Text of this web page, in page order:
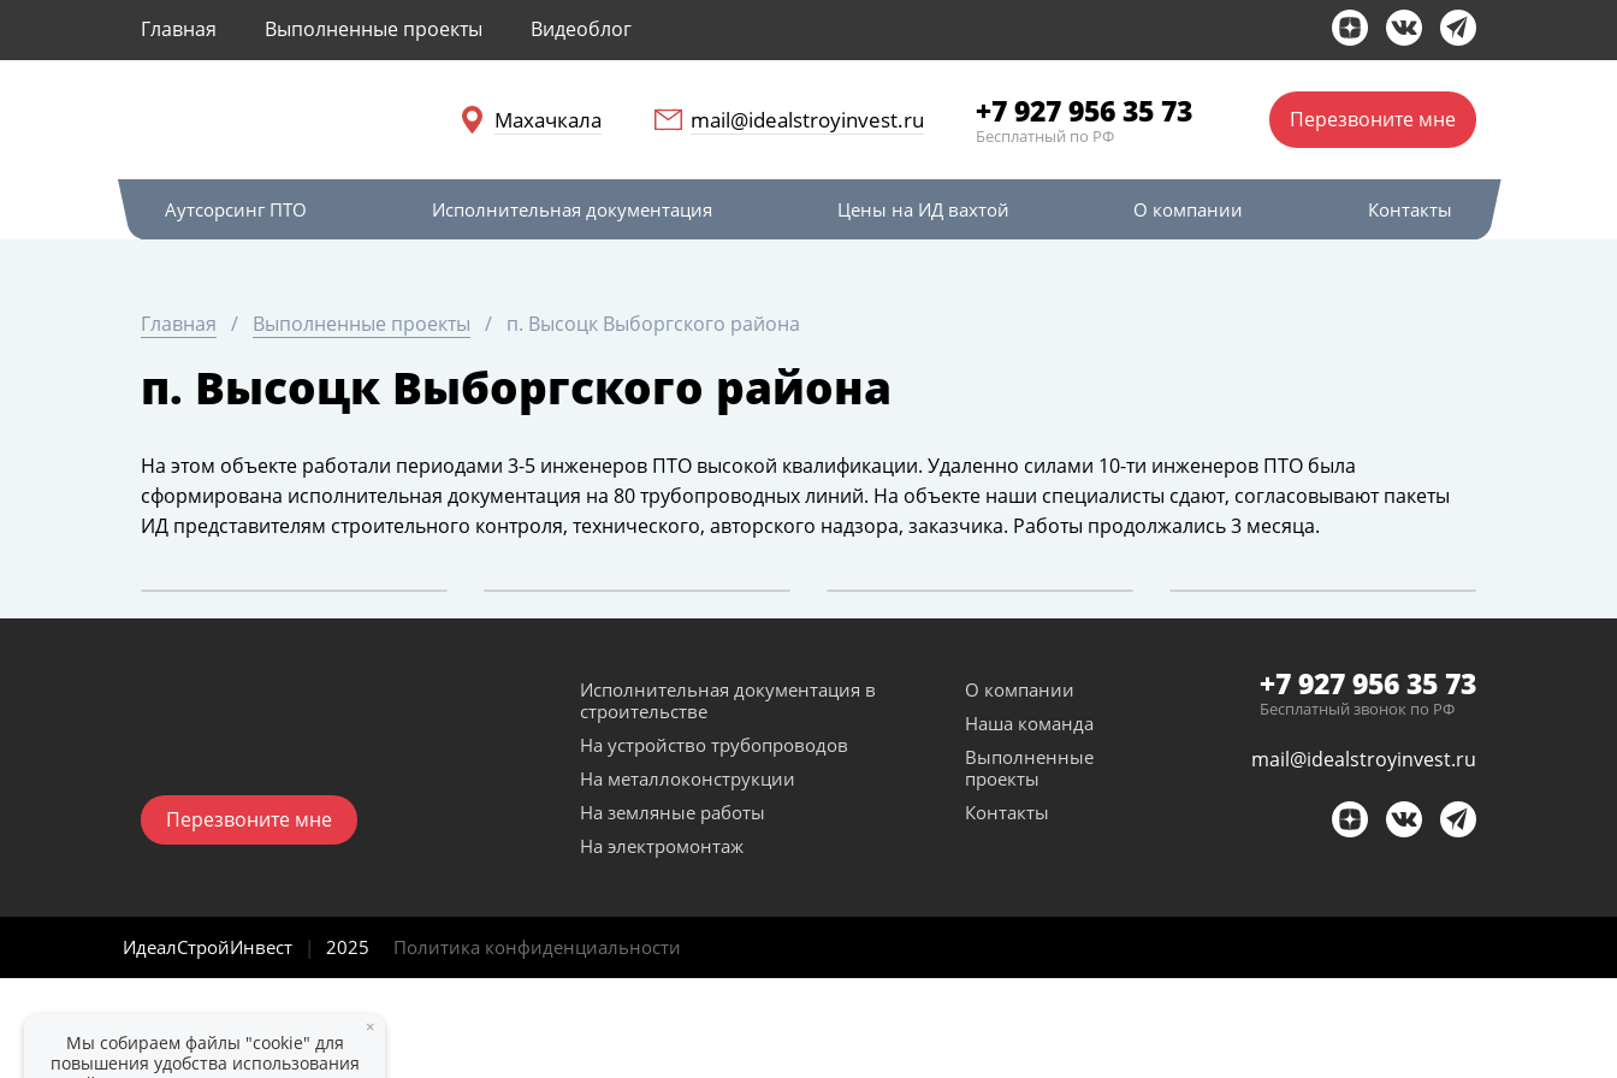
Главная Выполненные проекты Видеоблог
Махачкала mail@idealstroyinvest.ru +7 927 956 35 73
Бесплатный по РФ
Перезвоните мне
Аутсорсинг ПТО Исполнительная документация Цены на ИД вахтой О компании Контакты
Главная Выполненные проекты п. Высоцк Выборгского района
п. Высоцк Выборгского района
На этом объекте работали периодами 3-5 инженеров ПТО высокой квалификации. Удаленно силами 10-ти инженеров ПТО была
сформирована исполнительная документация на 80 трубопроводных линий. На объекте наши специалисты сдают, согласовываютпакеты
ИД представителям строительного контроля, технического, авторского надзора, заказчика. Работы продолжались 3 месяца.
Перезвоните мне
Исполнительная документация в
строительстве
На устройство трубопроводов
На металлоконструкции
На земляные работы
На электромонтаж
О компании
Наша команда
Выполненные
проекты
Контакты
+7 927 956 35 73
Бесплатный звонок по РФ
mail@idealstroyinvest.ru
ИдеалСтройИнвест | 2025 Политика конфиденциальности
×
Мы собираем файлы "cookie" для
повышения удобства использования